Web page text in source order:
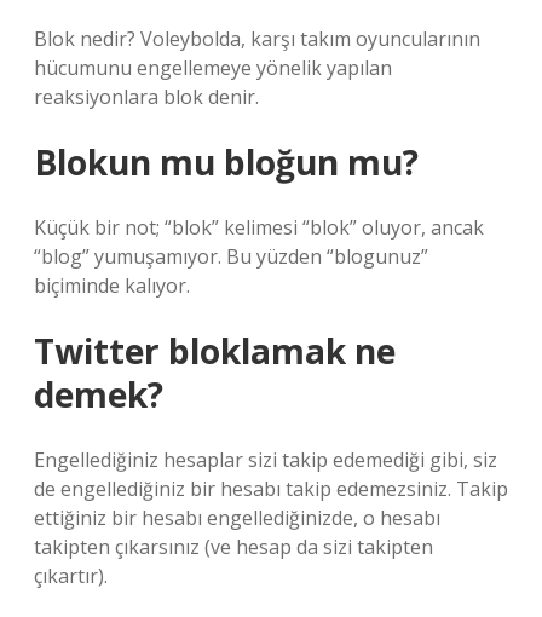
Blok nedir? Voleybolda, karşı takım oyuncularının
hücumunu engellemeye yönelik yapılan
reaksiyonlara blok denir.
Blokun mu bloğun mu?
Küçük bir not; “blok” kelimesi “blok” oluyor, ancak
“blog” yumuşamıyor. Bu yüzden “blogunuz”
biçiminde kalıyor.
Twitter bloklamak ne
demek?
Engellediğiniz hesaplar sizi takip edemediği gibi, siz
de engellediğiniz bir hesabı takip edemezsiniz. Takip
ettiğiniz bir hesabı engellediğinizde, o hesabı
takipten çıkarsınız (ve hesap da sizi takipten
çıkartır).